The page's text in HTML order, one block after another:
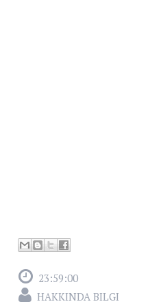
23:59:00
HAKKINDA BILGI